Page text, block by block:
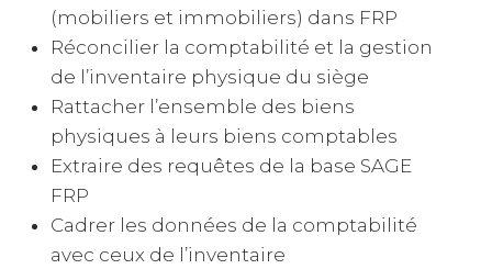
(mobiliers et immobiliers) dans FRP
Réconcilier la comptabilité et la gestion
de l’inventaire physique du siège
Rattacher l’ensemble des biens
physiques à leurs biens comptables
Extraire des requêtes de la base SAGE
FRP
Cadrer les données de la comptabilité
avec ceux de l’inventaire